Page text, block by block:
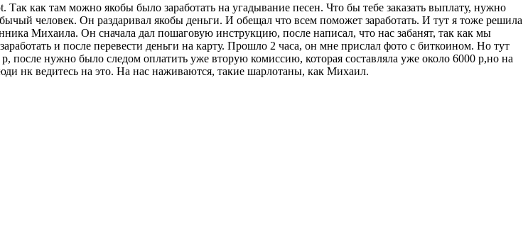
как там можно якобы было заработать на угадывание песен. Что бы тебе заказать выплату, нужно
человек. Он раздаривал якобы деньги. И обещал что всем поможет заработать. И тут я тоже решила
Михаила. Он сначала дал пошаговую инструкцию, после написал, что нас забанят, так как мы
и после перевести деньги на карту. Прошло 2 часа, он мне прислал фото с биткоином. Но тут
нужно было следом оплатить уже вторую комиссию, которая составляла уже около 6000 р,но на
нк ведитесь на это. На нас наживаются, такие шарлотаны, как Михаил.